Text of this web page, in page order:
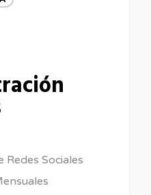
Redes Sociales